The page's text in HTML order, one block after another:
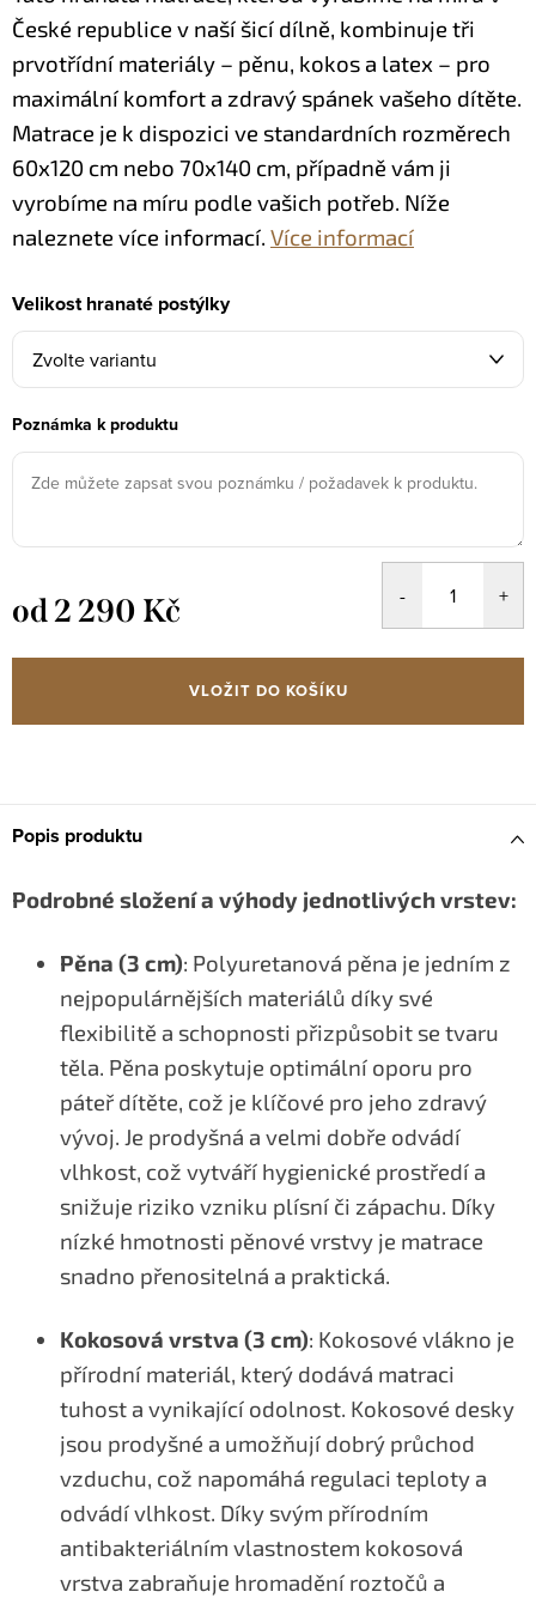
České republice v naší šicí dílně, kombinuje tři
prvotřídní materiály – pěnu, kokos a latex – pro
maximální komfort a zdravý spánek vašeho dítěte.
Matrace je k dispozici ve standardních rozměrech
60x120 cm nebo 70x140 cm, případně vám ji
vyrobíme na míru podle vašich potřeb. Níže
naleznete více informací. Více informací
Velikost hranaté postýlky
Poznámka k produktu
od2 290 Kč
cena:
VLOŽIT DO KOŠÍKU
Popis produktu
Podrobné složení a výhody jednotlivých vrstev:
Pěna (3 cm): Polyuretanová pěna je jedním z
nejpopulárnějších materiálů díky své
flexibilitě a schopnosti přizpůsobit se tvaru
těla. Pěna poskytuje optimální oporu pro
páteř dítěte, což je klíčové pro jeho zdravý
vývoj. Je prodyšná a velmi dobře odvádí
vlhkost, což vytváří hygienické prostředí a
snižuje riziko vzniku plísní či zápachu. Díky
nízké hmotnosti pěnové vrstvy je matrace
snadno přenositelná a praktická.
Kokosová vrstva (3 cm): Kokosové vlákno je
přírodní materiál, který dodává matraci
tuhost a vynikající odolnost. Kokosové desky
jsou prodyšné a umožňují dobrý průchod
vzduchu, což napomáhá regulaci teploty a
odvádí vlhkost. Díky svým přírodním
antibakteriálním vlastnostem kokosová
vrstva zabraňuje hromadění roztočů a